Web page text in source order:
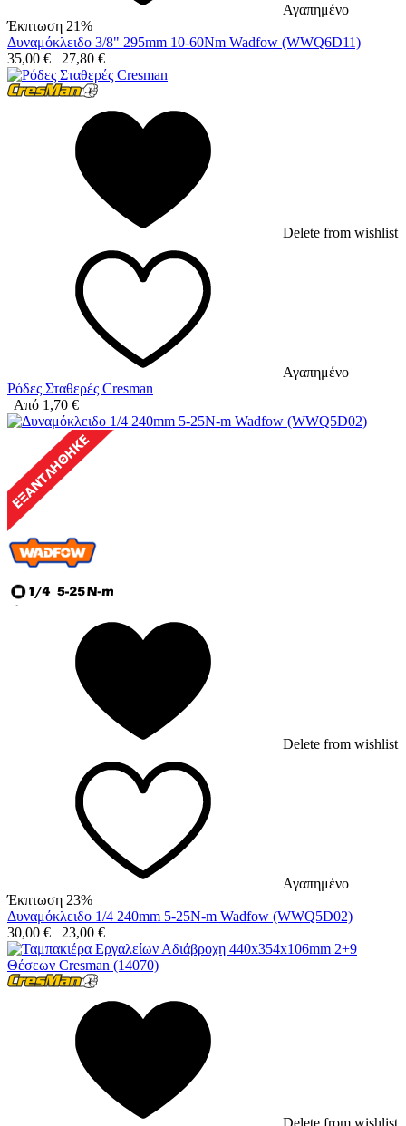
Αγαπημένο
Έκπτωση 21%
Δυναμόκλειδο 3/8" 295mm 10-60Nm Wadfow (WWQ6D11)
35,00 € 27,80 €
Delete from wishlist
Αγαπημένο
Ρόδες Σταθερές Cresman
Από 1,70 €
Delete from wishlist
Αγαπημένο
Έκπτωση 23%
Δυναμόκλειδο 1/4 240mm 5-25N-m Wadfow (WWQ5D02)
30,00 € 23,00 €
Delete from wishlist